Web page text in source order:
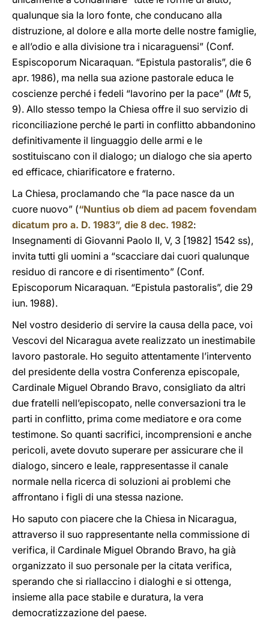
qualunque sia la loro fonte, che conducano alla
distruzione, al dolore e alla morte delle nostre famiglie,
e all’odio e alla divisione tra i nicaraguensi” (Conf.
Espiscoporum Nicaraquan. “Epistula pastoralis”, die 6
apr. 1986), ma nella sua azione pastorale educa le
coscienze perché i fedeli “lavorino per la pace” (Mt5,
9). Allo stesso tempo la Chiesa offre il suo servizio di
riconciliazione perché le parti in conflitto abbandonino
definitivamente il linguaggio delle armi e le
sostituiscano con il dialogo; un dialogo che sia aperto
ed efficace, chiarificatore e fraterno.
La Chiesa, proclamando che “la pace nasce da un
cuore nuovo” (“Nuntius ob diem ad pacem fovendam
dicatum pro a. D. 1983”, die 8 dec. 1982:
Insegnamenti di Giovanni Paolo II, V, 3 [1982] 1542 ss),
invita tutti gli uomini a “scacciare dai cuori qualunque
residuo di rancore e di risentimento” (Conf.
Episcoporum Nicaraquan. “Epistula pastoralis”, die 29
iun. 1988).
Nel vostro desiderio di servire la causa della pace, voi
Vescovi del Nicaragua avete realizzato un inestimabile
lavoro pastorale. Ho seguito attentamente l’intervento
del presidente della vostra Conferenza episcopale,
Cardinale Miguel Obrando Bravo, consigliato da altri
due fratelli nell’episcopato, nelle conversazioni tra le
parti in conflitto, prima come mediatore e ora come
testimone. So quanti sacrifici, incomprensioni e anche
pericoli, avete dovuto superare per assicurare che il
dialogo, sincero e leale, rappresentasse il canale
normale nella ricerca di soluzioni ai problemi che
affrontano i figli di una stessa nazione.
Ho saputo con piacere che la Chiesa in Nicaragua,
attraverso il suo rappresentante nella commissione di
verifica, il Cardinale Miguel Obrando Bravo, ha già
organizzato il suo personale per la citata verifica,
sperando che si riallaccino i dialoghi e si ottenga,
insieme alla pace stabile e duratura, la vera
democratizzazione del paese.